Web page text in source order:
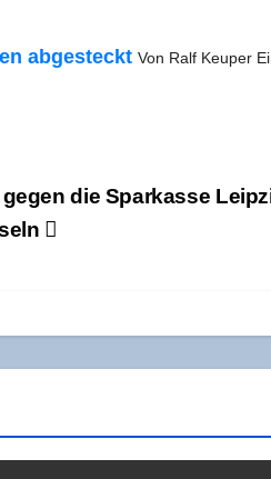
abge­steckt Von Ralf Keu­per
die Spar­kas­se